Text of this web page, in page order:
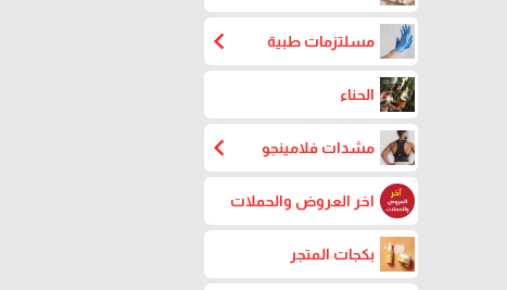
مسلتزمات طبية chevron_left
الحناء
مشدات فلامينجو chevron_left
اخر العروض والحملات
بكجات المتجر